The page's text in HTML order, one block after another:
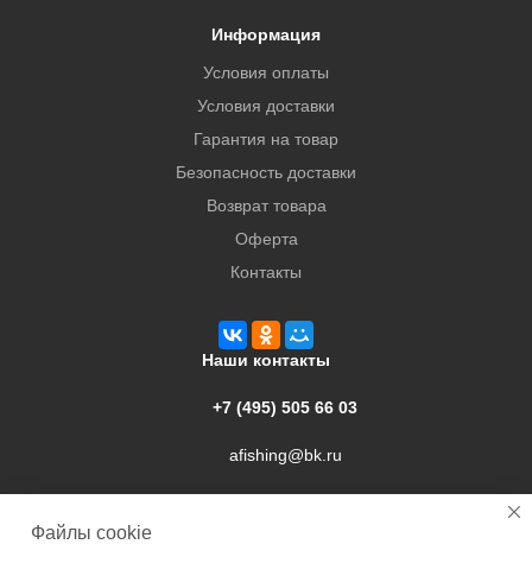
Информация
Условия оплаты
Условия доставки
Гарантия на товар
Безопасность доставки
Возврат товара
Оферта
Контакты
Наши контакты
+7 (495) 505 66 03
afishing@bk.ru
Файлы cookie